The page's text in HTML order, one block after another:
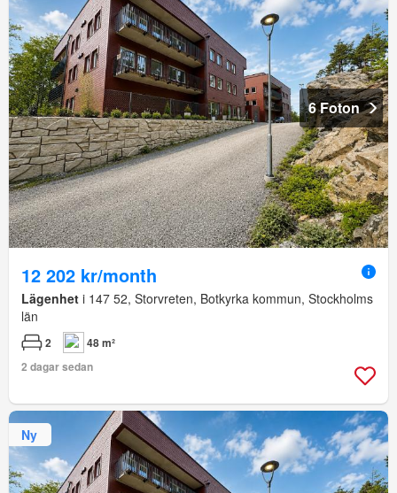
6 Foton
12 202 kr/month
Lägenhet i 147 52, Storvreten, Botkyrka kommun, Stockholms
län
2
48 m²
2 dagar sedan
Ny